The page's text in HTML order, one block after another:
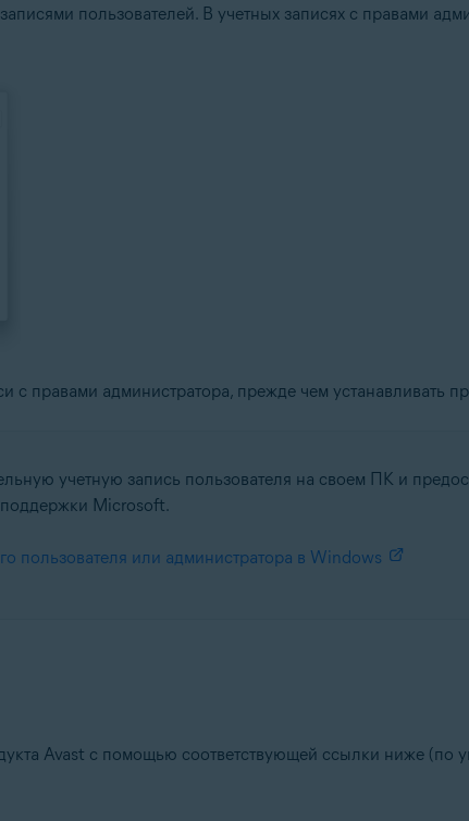
пользователей. В учетных записях с правами
правами администратора, прежде чем устанавливать
учетную запись пользователя на своем ПК и
Microsoft.
пользователя или администратора в Windows
Avast с помощью соответствующей ссылки ниже